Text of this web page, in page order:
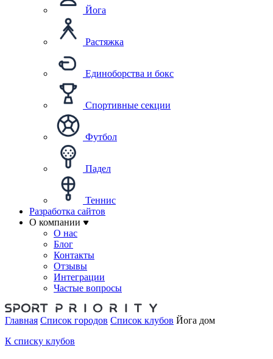
Йога
Растяжка
Единоборства и бокс
Спортивные секции
Футбол
Падел
Теннис
Разработка сайтов
О компании
О нас
Блог
Контакты
Отзывы
Интеграции
Частые вопросы
Главная Список городов Список клубов Йога дом
К списку клубов